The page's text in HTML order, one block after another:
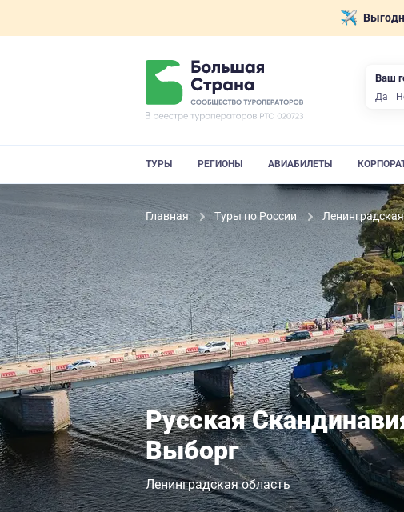
ТУРЫ РЕГИОНЫ АВИАБИЛЕТЫ
Главная Туры по России
Русская
Выборг
Ленинградская область
Ваш
Да